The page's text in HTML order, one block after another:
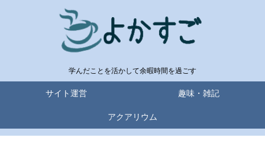
学んだことを活かして余暇時間を過ごす
サイト運営 趣味・雑記
アクアリウム